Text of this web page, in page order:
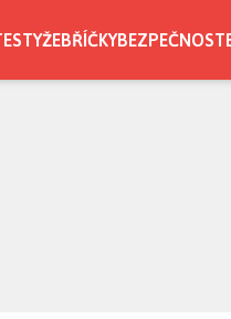
ŽEBŘÍČKYBEZPEČNOST